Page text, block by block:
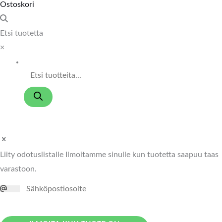
Ostoskori
Etsi tuotetta
×
Liity odotuslistalle
Ilmoitamme sinulle kun tuotetta saapuu taas
varastoon.